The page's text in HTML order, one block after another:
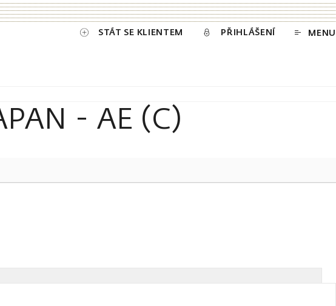
STÁT SE KLIENTEM PŘIHLÁŠENÍ MENU
- AE (C)